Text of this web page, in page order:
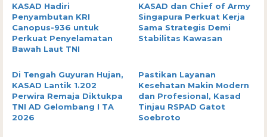
KASAD Hadiri
Penyambutan KRI
Canopus-936 untuk
Perkuat Penyelamatan
Bawah Laut TNI
KASAD dan Chief of Army
Singapura Perkuat Kerja
Sama Strategis Demi
Stabilitas Kawasan
Di Tengah Guyuran Hujan,
KASAD Lantik 1.202
Perwira Remaja Diktukpa
TNI AD Gelombang I TA
2026
Pastikan Layanan
Kesehatan Makin Modern
dan Profesional, Kasad
Tinjau RSPAD Gatot
Soebroto